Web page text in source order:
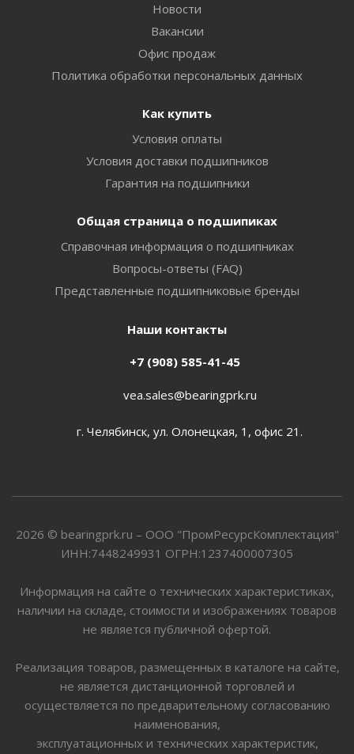
Новости
Вакансии
Офис продаж
Политика обработки персональных данных
Как купить
Условия оплаты
Условия доставки подшипников
Гарантия на подшипники
Общая страница о подшипиках
Справочная информация о подшипниках
Вопросы-ответы (FAQ)
Представленные подшипниковые бренды
Наши контакты
+7 (908) 585-41-45
vea.sales@bearingprk.ru
г. Челябинск, ул. Олонецкая, 1, офис 21.
2026 © bearingprk.ru – ООО "ПромРесурсКомплектация"
ИНН:7448249931 ОГРН:1237400007305
Информация на сайте о технических характеристиках,
наличии на складе, стоимости и изображениях товаров
не является публичной офертой.
Реализация товаров, размещенных в каталоге на сайте,
не является дистанционной торговлей и
осуществляется по предварительному согласованию
наименования,
эксплуатационных и технических характеристик,